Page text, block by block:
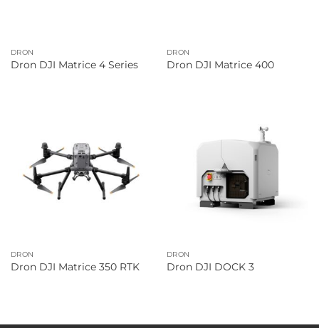
DRON
Dron DJI Matrice 4 Series
DRON
Dron DJI Matrice 400
DRON
Dron DJI Matrice 350 RTK
DRON
Dron DJI DOCK 3